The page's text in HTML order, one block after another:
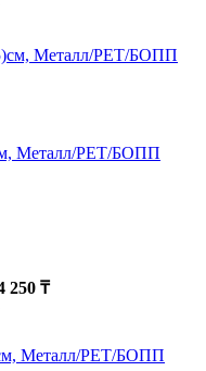
Металл/PET/БОПП
250 ₸